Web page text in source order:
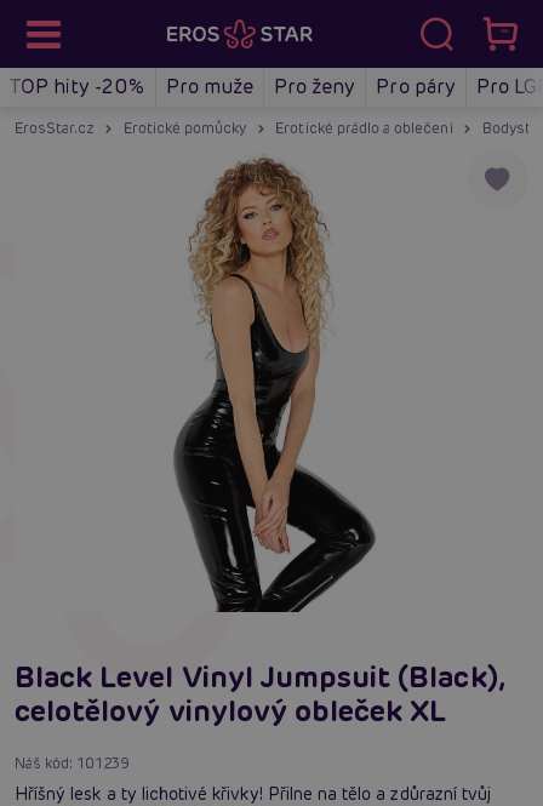
TOP hity -20% Pro muže Pro ženy Pro páry Pro
ErosStar.cz Erotické pomůcky Erotické prádlo a oblečení
Black Level Vinyl Jumpsuit (Black),
celotělový vinylový obleček XL
Náš kód: 101239
Hříšný lesk a ty lichotivé křivky! Přilne na tělo a zdůrazní tvůj